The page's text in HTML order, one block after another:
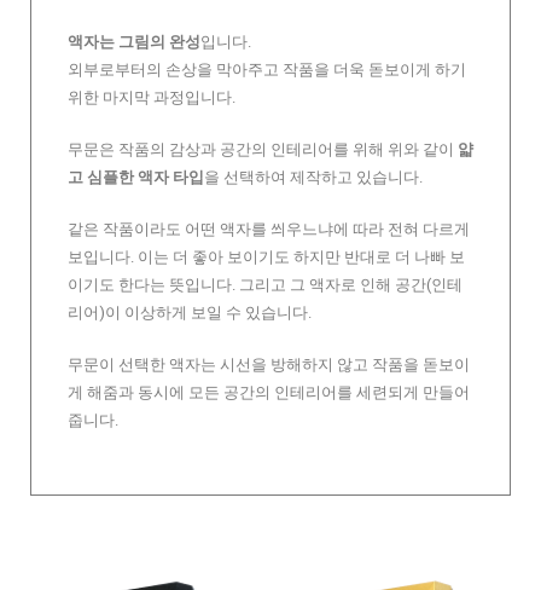
액자는 그림의 완성입니다.
외부로부터의 손상을 막아주고 작품을 더욱 돋보이게 하기
위한 마지막 과정입니다.
무문은 작품의 감상과 공간의 인테리어를 위해 위와 같이 얇
고 심플한 액자 타입 을 선택하여 제작하고 있습니다.
같은 작품이라도 어떤 액자를 씌우느냐에 따라 전혀 다르게
보입니다. 이는 더 좋아 보이기도 하지만 반대로 더 나빠 보
이기도 한다는 뜻입니다. 그리고 그 액자로 인해 공간(인테
리어)이 이상하게 보일 수 있습니다.
무문이 선택한 액자는 시선을 방해하지 않고 작품을 돋보이
게 해줌과 동시에 모든 공간의 인테리어를 세련되게 만들어
줍니다.